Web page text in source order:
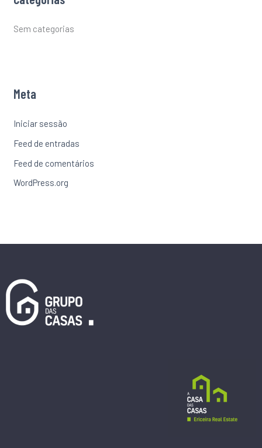
Sem categorias
Meta
Iniciar sessão
Feed de entradas
Feed de comentários
WordPress.org